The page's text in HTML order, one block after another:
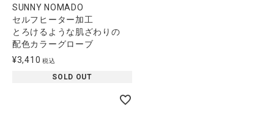
ギフト
ブランド
全ての商品
SUNNY NOMADO
セルフヒーター加工
とろけるような肌ざわりの
配色カラーグローブ
¥3,410 税込
SOLD OUT